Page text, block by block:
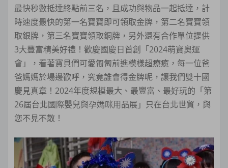
最快秒數抵達終點前三名，且成功與物品一起抵達，計
時速度最快的第一名寶寶即可領取金牌，第二名寶寶領
取銀牌，第三名寶寶領取銅牌，另外還有合作單位提供
3大豐富精美好禮！歡慶國慶日首創「2024萌寶奧運
會」，看著寶貝們可愛匍匐前進模樣超療癒，每一位爸
爸媽媽於場邊歡呼，究竟誰會得金牌呢，讓我們雙十國
慶見真章！2024年度規模最大、最豐富、最好玩的「第
26屆台北國際嬰兒與孕媽咪用品展」只在台北世貿，與
您不見不散！